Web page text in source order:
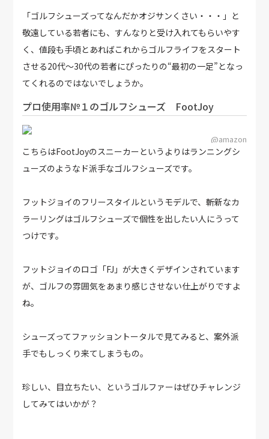
「ゴルフシューズってなんだかオジサンくさい・・・」と
敬遠している若者にも、すんなりと受け入れてもらいやす
く、値段も手頃とあればこれからゴルフライフをスタート
させる20代～30代の若者にぴったりの“最初の一足”となっ
てくれるのではないでしょうか。
プロ使用率№１のゴルフシューズ FootJoy
@amazon
こちらはFootJoyのスニーカーというよりはランニングシ
ューズのようなド派手なゴルフシューズです。
フットジョイのフリースタイルというモデルで、斬新なカ
ラーリングはゴルフシューズで個性を出したい人にうって
つけです。
フットジョイのロゴ「FJ」が大きくデザインされています
が、ゴルフの雰囲気をあまり感じさせない仕上がりですよ
ね。
シューズってファッショントータルで見てみると、案外派
手でもしっくり来てしまうもの。
珍しい、目立ちたい、というゴルファーはぜひチャレンジ
してみてはいかが？